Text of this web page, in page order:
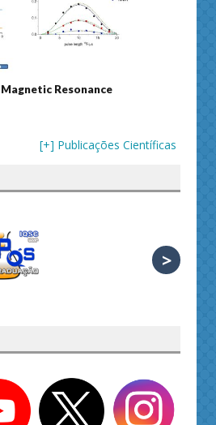
Resonance
[+] Publicações Científicas
>